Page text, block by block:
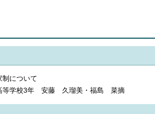
制について
等学校3年 安藤 久瑠美・福島 菜摘